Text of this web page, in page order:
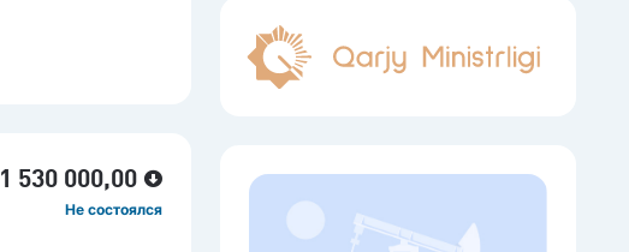
1 530 000,00
Не состоялся